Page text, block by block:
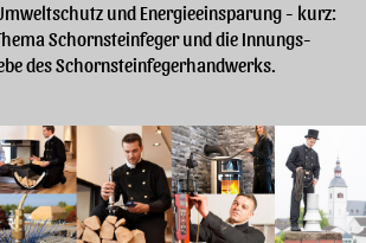
und Energieeinsparung - kurz:
Schornsteinfeger und die Innungs-
des Schornsteinfegerhandwerks.